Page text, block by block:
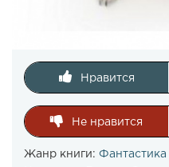
Нравится
Не нравится
Жанр книги: Фантастика